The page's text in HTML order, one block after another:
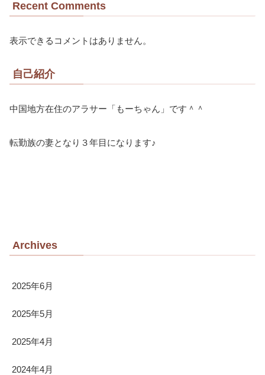
Recent Comments
表示できるコメントはありません。
自己紹介
中国地方在住のアラサー「もーちゃん」です＾＾
転勤族の妻となり３年目になります♪
Archives
2025年6月
2025年5月
2025年4月
2024年4月